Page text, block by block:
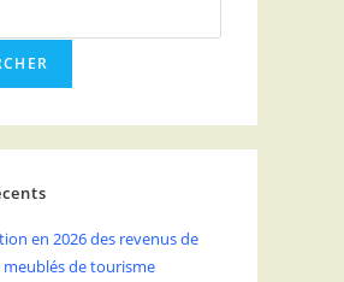
en 2026 des revenus de
de tourisme